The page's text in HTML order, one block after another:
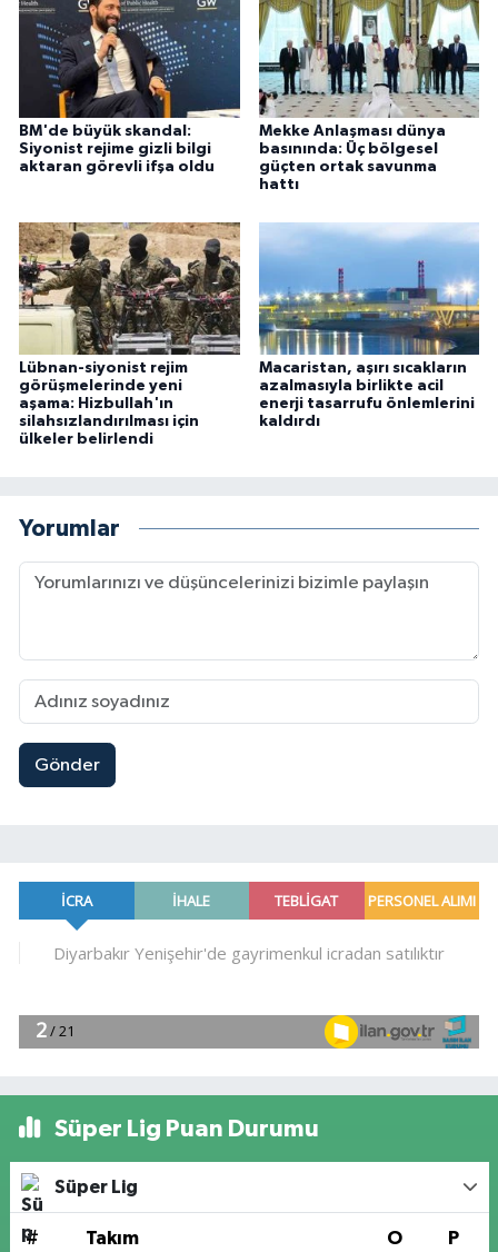
BM'de büyük skandal:
Siyonist rejime gizli bilgi
aktaran görevli ifşa oldu
Mekke Anlaşması dünya
basınında: Üç bölgesel
güçten ortak savunma
hattı
Lübnan-siyonist rejim
görüşmelerinde yeni
aşama: Hizbullah'ın
silahsızlandırılması için
ülkeler belirlendi
Macaristan, aşırı sıcakların
azalmasıyla birlikte acil
enerji tasarrufu önlemlerini
kaldırdı
Yorumlar
Gönder
Süper Lig Puan Durumu
Süper Lig
# Takım O P